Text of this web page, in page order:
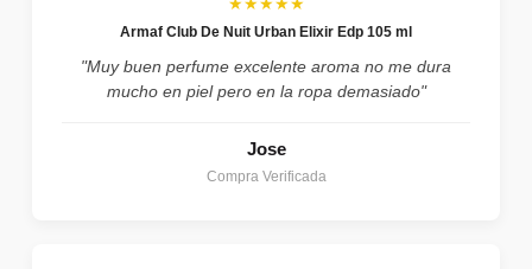
Armaf Club De Nuit Urban Elixir Edp 105 ml
"Muy buen perfume excelente aroma no me dura
mucho en piel pero en la ropa demasiado"
Jose
Compra Verificada